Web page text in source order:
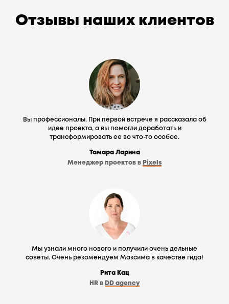
Отзывы наших клиентов
Вы профессионалы. При первой встрече я рассказала об
идее проекта, а вы помогли доработать и
трансформировать ее во что-то особое.
Тамара Ларина
Менеджер проектов в Pixels
Мы узнали много нового и получили очень дельные
советы. Очень рекомендуем Максима в качестве гида!
Рита Кац
HR в DD agency